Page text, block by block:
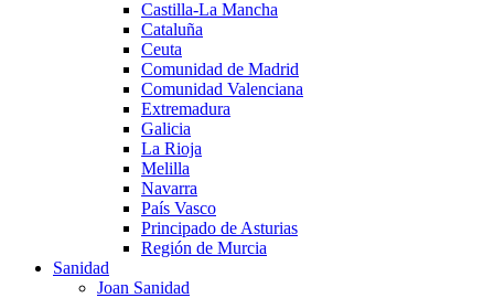
Castilla-La Mancha
Cataluña
Ceuta
Comunidad de Madrid
Comunidad Valenciana
Extremadura
Galicia
La Rioja
Melilla
Navarra
País Vasco
Principado de Asturias
Región de Murcia
Sanidad
Joan Sanidad